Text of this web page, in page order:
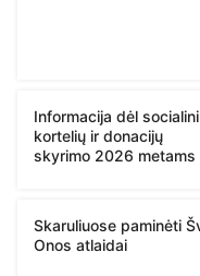
Informacija dėl
kortelių ir donacijų
skyrimo 2026 metams
Skaruliuose paminėti
Onos atlaidai